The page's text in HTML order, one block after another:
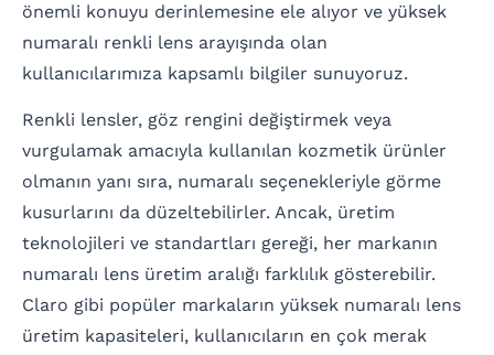
önemli konuyu derinlemesine ele alıyor ve yüksek
numaralı renkli lens arayışında olan
kullanıcılarımıza kapsamlı bilgiler sunuyoruz.
Renkli lensler, göz rengini değiştirmek veya
vurgulamak amacıyla kullanılan kozmetik ürünler
olmanın yanı sıra, numaralı seçenekleriyle görme
kusurlarını da düzeltebilirler. Ancak, üretim
teknolojileri ve standartları gereği, her markanın
numaralı lens üretim aralığı farklılık gösterebilir.
Claro gibi popüler markaların yüksek numaralı lens
üretim kapasiteleri, kullanıcıların en çok merak